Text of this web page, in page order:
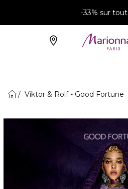
-33% sur tout
Viktor & Rolf - Good Fortune